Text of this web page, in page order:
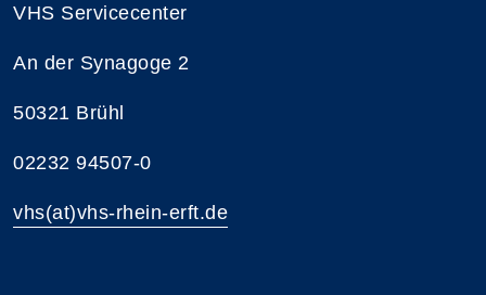
VHS Servicecenter
An der Synagoge 2
50321 Brühl
02232 94507-0
vhs(at)vhs-rhein-erft.de